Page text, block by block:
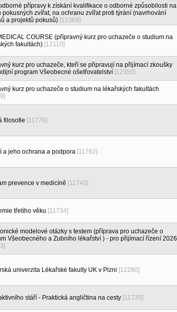
přípravy k získání kvalifikace o odborné způsobilosti na
pokusných zvířat, na ochranu zvířat proti týrání (navrhování
a projektů pokusů) [12368]
COURSE (přípravný kurz pro uchazeče o studium na
fakultách) [12110]
kurz pro uchazeče, kteří se připravují na přijímací zkoušky
program Všeobecné ošetřovatelství [12350]
kurz pro uchazeče o studium na lékařských fakultách
filosofie [11776]
a jeho ochrana a podpora [11762]
prevence v medicíně [11740]
třetího věku [11734]
modelové otázky s testem (příprava pro uchazeče o
Všeobecného a Zubního lékařství ) - pro přijímací řízení 2026
univerzita Lékařské fakulty UK v Plzni [12280]
stáří - Praktická angličtina na cesty [11735]